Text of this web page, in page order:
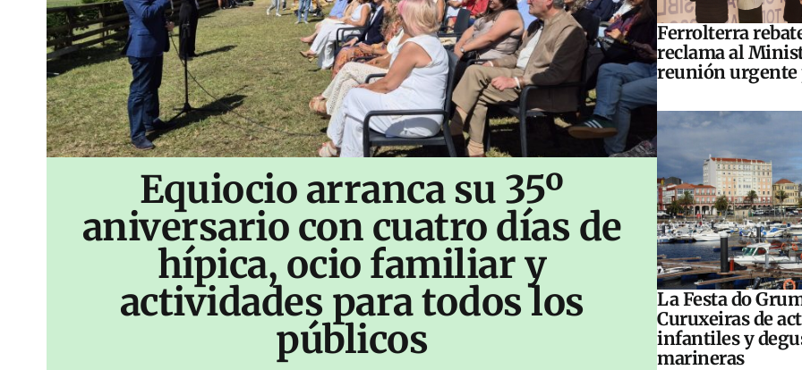
Equiocio arranca su 35º
aniversario con cuatro días de
hípica, ocio familiar y
actividades para todos los
públicos
Ferrolterra
reclama al
reunión urgente
La Festa do
Curuxeiras de
infantiles y
marineras